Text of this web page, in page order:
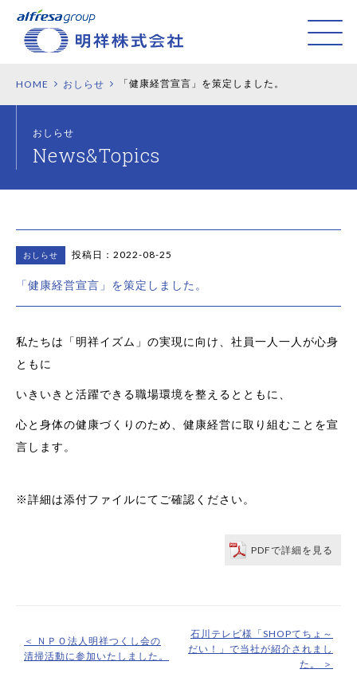
HOME おしらせ 「健康経営宣言」を策定しました。
おしらせ
おしらせ 投稿日：2022-08-25
「健康経営宣言」を策定しました。
私たちは「明祥イズム」の実現に向け、社員一人一人が心身
ともに
いきいきと活躍できる職場環境を整えるとともに、
心と身体の健康づくりのため、健康経営に取り組むことを宣
言します。
※詳細は添付ファイルにてご確認ください。
PDFで詳細を見る
＜ ＮＰＯ法人明祥つくし会の
清掃活動に参加いたしました。
石川テレビ様「SHOPてちょ～
だい！」で当社が紹介されまし
た。 ＞